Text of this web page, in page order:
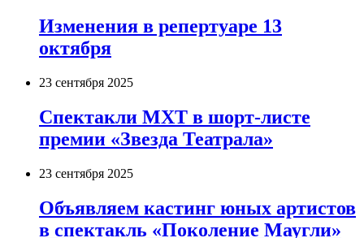
Изменения в репертуаре 13
октября
23 сентября 2025
Спектакли МХТ в шорт-листе
премии «Звезда Театрала»
23 сентября 2025
Объявляем кастинг юных артистов
в спектакль «Поколение Маугли»